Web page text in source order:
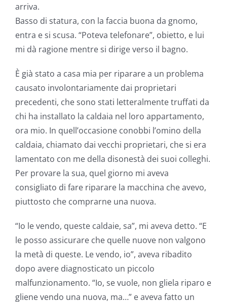
arriva.
Basso di statura, con la faccia buona da gnomo,
entra e si scusa. “Poteva telefonare”, obietto, e lui
mi dà ragione mentre si dirige verso il bagno.
È già stato a casa mia per riparare a un problema
causato involontariamente dai proprietari
precedenti, che sono stati letteralmente truffati da
chi ha installato la caldaia nel loro appartamento,
ora mio. In quell’occasione conobbi l’omino della
caldaia, chiamato dai vecchi proprietari, che si era
lamentato con me della disonestà dei suoi colleghi.
Per provare la sua, quel giorno mi aveva
consigliato di fare riparare la macchina che avevo,
piuttosto che comprarne una nuova.
“Io le vendo, queste caldaie, sa”, mi aveva detto. “E
le posso assicurare che quelle nuove non valgono
la metà di queste. Le vendo, io”, aveva ribadito
dopo avere diagnosticato un piccolo
malfunzionamento. “Io, se vuole, non gliela riparo e
gliene vendo una nuova, ma…” e aveva fatto un